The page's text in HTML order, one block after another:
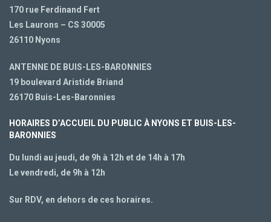
170 rue Ferdinand Fert
Les Laurons – CS 30005
26110 Nyons
ANTENNE DE BUIS-LES-BARONNIES
19 boulevard Aristide Briand
26170 Buis-Les-Baronnies
HORAIRES D’ACCUEIL DU PUBLIC À NYONS ET BUIS-LES-
BARONNIES
Du lundi au jeudi, de 9h à 12h et de 14h à 17h
Le vendredi, de 9h à 12h
Sur RDV, en dehors de ces horaires.